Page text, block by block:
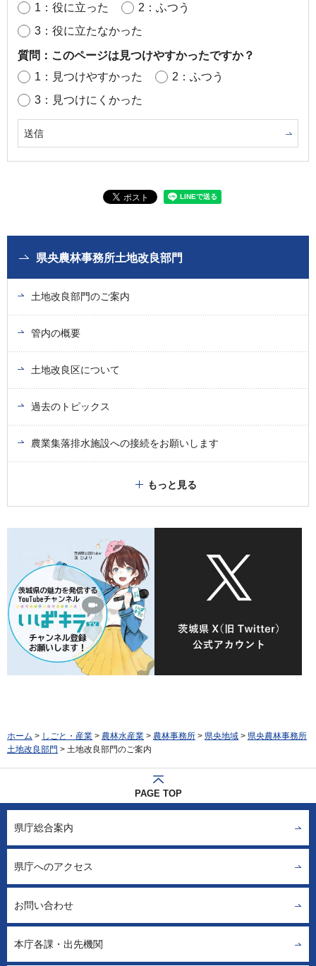
1：役に立った
2：ふつう
3：役に立たなかった
質問：このページは見つけやすかったですか？
1：見つけやすかった
2：ふつう
3：見つけにくかった
県央農林事務所土地改良部門
土地改良部門のご案内
管内の概要
土地改良区について
過去のトピックス
農業集落排水施設への接続をお願いします
もっと見る
ホーム > しごと・産業 > 農林水産業 > 農林事務所 > 県央地域 > 県央農林事務所
土地改良部門 > 土地改良部門のご案内
PAGE TOP
県庁総合案内
県庁へのアクセス
お問い合わせ
本庁各課・出先機関